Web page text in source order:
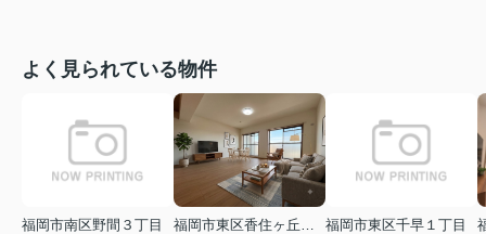
よく見られている物件
福岡市南区野間３丁目
福岡市東区千早１丁目